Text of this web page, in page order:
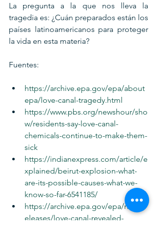
La pregunta a la que nos lleva la
tragedia es: ¿Cuán preparados están los
países latinoamericanos para proteger
la vida en esta materia?
Fuentes:
https://archive.epa.gov/epa/about
epa/love-canal-tragedy.html
https://www.pbs.org/newshour/sho
w/residents-say-love-canal-
chemicals-continue-to-make-them-
sick
https://indianexpress.com/article/e
xplained/beirut-explosion-what-
are-its-possible-causes-what-we-
know-so-far-6541185/
https://archive.epa.gov/epa/newsr
eleases/love-canal-revealed-